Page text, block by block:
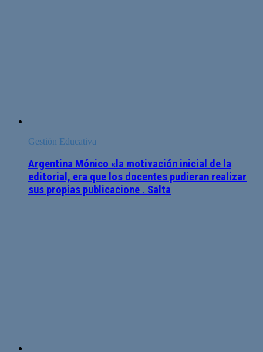
Gestión Educativa
Argentina Mónico «la motivación inicial de la
editorial, era que los docentes pudieran realizar
sus propias publicacione . Salta